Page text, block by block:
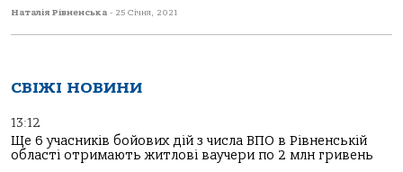
Наталія Рівненська - 25 Січня, 2021
СВІЖІ НОВИНИ
13:12
Ще 6 учасників бойових дій з числа ВПО в Рівненській
області отримають житлові ваучери по 2 млн гривень